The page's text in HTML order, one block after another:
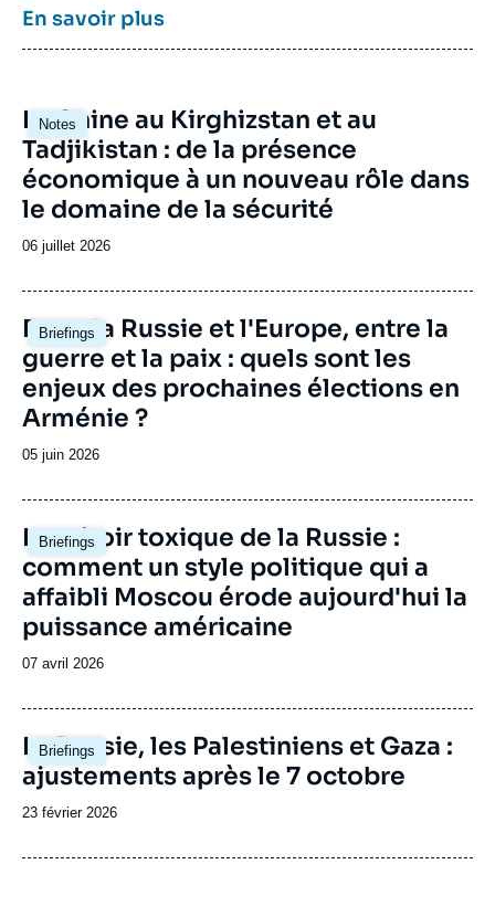
En savoir plus
Notes
Image
principale
La Chine au Kirghizstan et au
Tadjikistan : de la présence
économique à un nouveau rôle dans
le domaine de la sécurité
Date
publication
06 juillet 2026
Briefings
Image
principale
Entre la Russie et l'Europe, entre la
guerre et la paix : quels sont les
enjeux des prochaines élections en
Arménie ?
Date
publication
05 juin 2026
Briefings
Image
principale
Le miroir toxique de la Russie :
comment un style politique qui a
affaibli Moscou érode aujourd'hui la
puissance américaine
Date
publication
07 avril 2026
Briefings
Image
principale
La Russie, les Palestiniens et Gaza :
ajustements après le 7 octobre
Date
publication
23 février 2026